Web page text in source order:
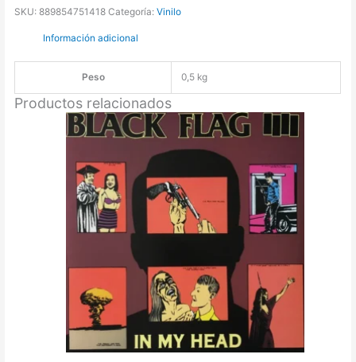
SKU:889854751418 Categoría:Vinilo
Información adicional
Peso 0,5 kg
Productos relacionados